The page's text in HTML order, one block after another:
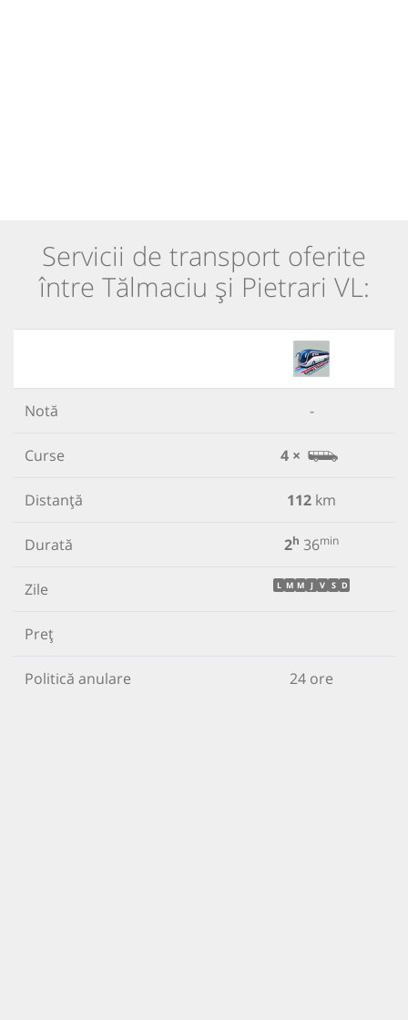
Servicii de transport oferite
între Tălmaciu și Pietrari VL:
Notă -
Curse 4 ×
Distanță 112 km
Durată 2h 36min
Zile L M M J V S D
Preț
Politică anulare 24 ore